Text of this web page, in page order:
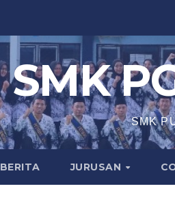
SMK
SMK
BERITA JURUSAN